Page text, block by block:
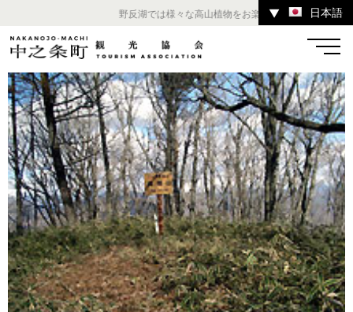
野反湖では様々な高山植物をお楽しみいただけます。
▼ 日本語
温泉 宿 お店 スポット
体験 イベント ツアー
中之条町その他のエリア